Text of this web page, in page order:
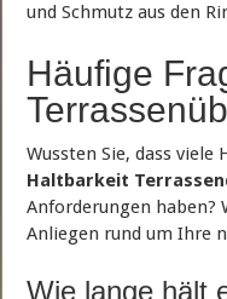
und Schmutz aus den
Häufige
Wussten Sie, dass viele
Haltbarkeit
Anforderungen
Anliegen rund um Ihre
Wie lange hält